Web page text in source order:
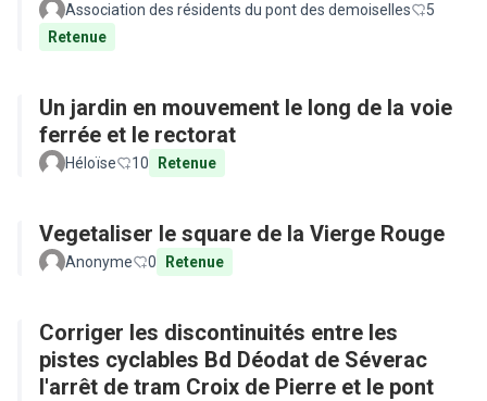
Association des résidents du pont des demoiselles
5
Retenue
Un jardin en mouvement le long de la voie
ferrée et le rectorat
Héloïse 10 Retenue
Vegetaliser le square de la Vierge Rouge
Anonyme 0 Retenue
Corriger les discontinuités entre les
pistes cyclables Bd Déodat de Séverac
l'arrêt de tram Croix de Pierre et le pont